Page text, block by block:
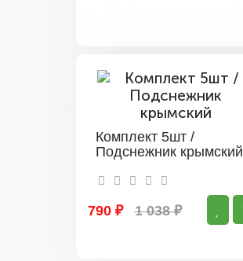
Комплект 5шт /
Подснежник крымский
790 ₽ 1 038 ₽